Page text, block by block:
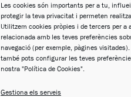
Les cookies són importants per a tu,
protegir la teva privacitat i permeten
Utilitzem cookies pròpies i de tercers per
relacionada amb les teves preferències
navegació (per exemple, pàgines
també pots configurar les teves
nostra "Política de Cookies".
Gestiona els serveis
corporativa